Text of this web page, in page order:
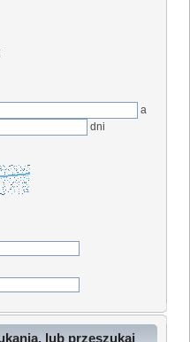
a
dni
lub przeszukaj